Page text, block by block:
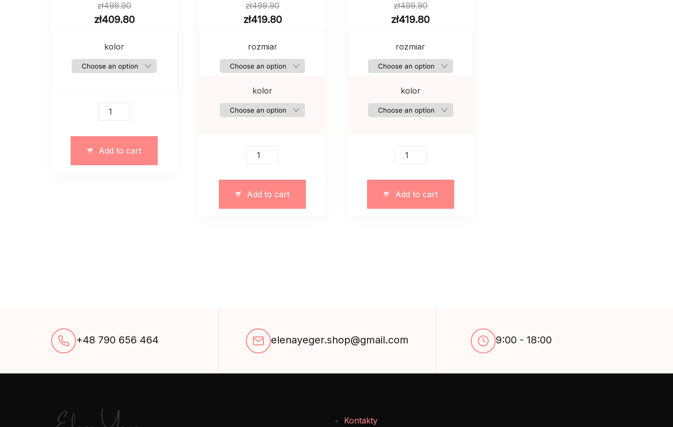
zł499.90
zł409.80
kolor
Długi
na
zimę
Add to cart
zł499.90
zł419.80
rozmiar
kolor
Długi
na
zimę
Add to cart
zł499.90
zł419.80
rozmiar
kolor
Długi
na
zimę
Add to cart
+48 790 656 464 elenayeger.shop@gmail.com 9:00 - 18:00
Kontakty